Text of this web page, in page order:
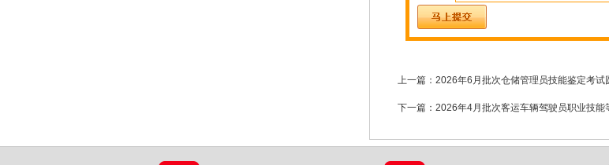
上一篇： 2026年6月批次仓储管理员技能鉴定考试
下一篇： 2026年4月批次客运车辆驾驶员职业技能